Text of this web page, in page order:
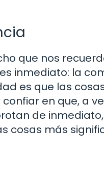
que nos
inmediato: la
es que las
en que, a
de
cosas más